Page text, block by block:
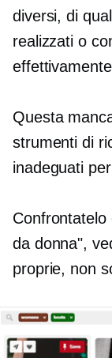
diversi, di
realizzati o
Questa
strumenti di
inadeguati
da donna",
proprie, non